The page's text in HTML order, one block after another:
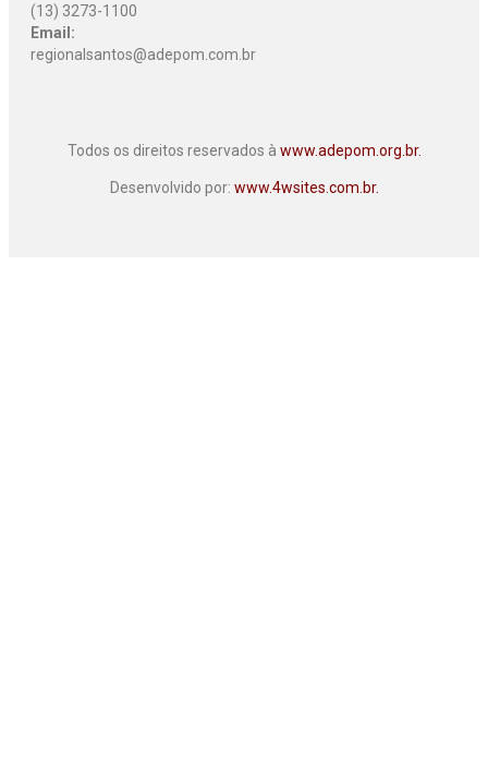
(13) 3273-1100
Email:
regionalsantos@adepom.com.br
Todos os direitos reservados à www.adepom.org.br.
Desenvolvido por: www.4wsites.com.br.